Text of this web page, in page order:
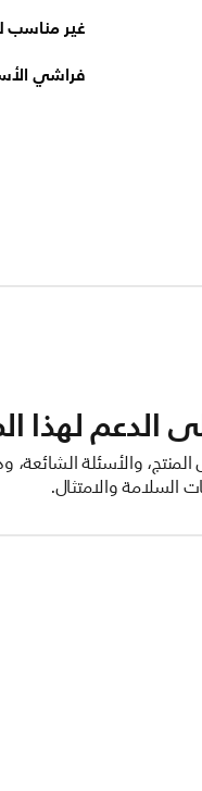
غير مناسب
فراشي
الدعم لهذا
والأسئلة الشائعة،
السلامة والامتثال.